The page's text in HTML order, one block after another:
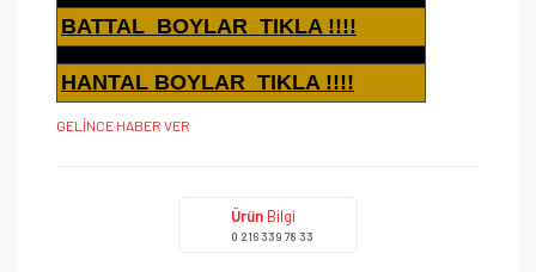
BATTAL BOYLAR TIKLA !!!!
HANTAL BOYLAR TIKLA !!!!
GELİNCE HABER VER
Ürün Bilgi
0 216 339 78 33